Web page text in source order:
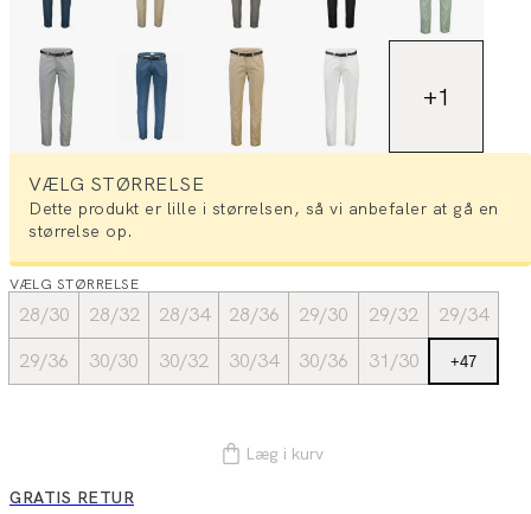
+1
VÆLG STØRRELSE
Dette produkt er lille i størrelsen, så vi anbefaler at gå en
størrelse op.
VÆLG STØRRELSE
28/30 28/32 28/34 28/36 29/30 29/32
29/34
29/36
30/30 30/32 30/34 30/36 31/30 +47
Læg i kurv
GRATIS RETUR